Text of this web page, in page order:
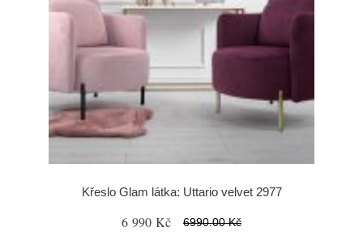
Křeslo Glam látka: Uttario velvet 2977
6 990 Kč 6990.00 Kč